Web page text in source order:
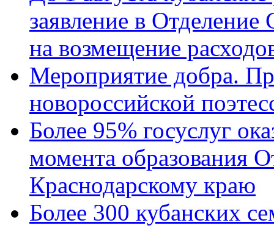
заявление в
на возмещение
Мероприятие добра.
новороссийской
Более 95% госуслуг
момента образования
Краснодарскому краю
Более 300 кубанских